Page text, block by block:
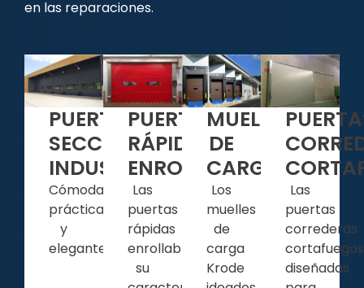
en las reparaciones.
PUERTAS
SECCIONALES
INDUSTRIALES
Cómodas,
prácticas
y
elegantes...
PUERTAS
RÁPIDAS
ENROLLABLES
Las
puertas
rápidas
enrollables
su
MUELLES
DE
CARGA
Los
muelles
de
carga
Krode
Las
puertas
correderas
cortafuegos
diseñadas